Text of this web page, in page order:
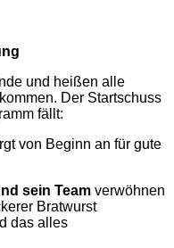
und heißen alle
Der Startschuss
fällt:
von Beginn an für gute
sein Team verwöhnen
Bratwurst
das alles